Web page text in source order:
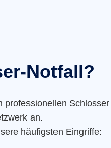
Notfall?
professionellen
an.
häufigsten Eingriffe: